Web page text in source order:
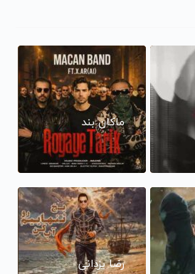
ماکان بند
رضا یزدانی